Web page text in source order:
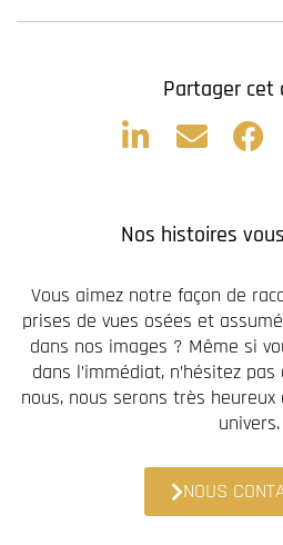
Partager cet
Nos histoires
Vous aimez notre façon de
prises de vues osées et
dans nos images ? Même si
dans l’immédiat, n’hésitez
nous, nous serons très
univers.
NOUS